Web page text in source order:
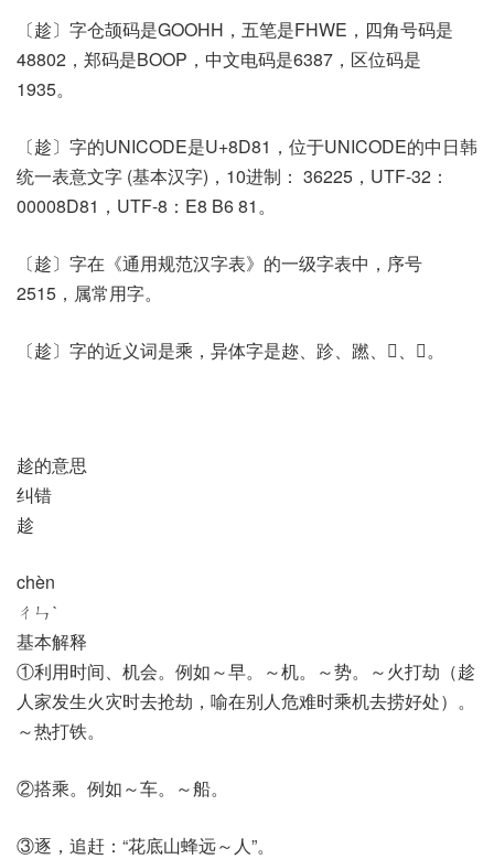
〔趁〕字仓颉码是GOOHH，五笔是FHWE，四角号码是
48802，郑码是BOOP，中文电码是6387，区位码是
1935。
〔趁〕字的UNICODE是U+8D81，位于UNICODE的中日韩
统一表意文字 (基本汉字)，10进制： 36225，UTF-32：
00008D81，UTF-8：E8 B6 81。
〔趁〕字在《通用规范汉字表》的一级字表中，序号
2515，属常用字。
〔趁〕字的近义词是乘，异体字是趂、跈、蹨、𢌝、𧽃。
趁的意思
纠错
趁
chèn
ㄔㄣˋ
基本解释
①利用时间、机会。例如～早。～机。～势。～火打劫（趁
人家发生火灾时去抢劫，喻在别人危难时乘机去捞好处）。
～热打铁。
②搭乘。例如～车。～船。
③逐，追赶：“花底山蜂远～人”。